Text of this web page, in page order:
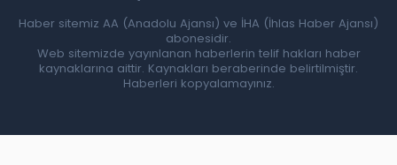
Haber sitemiz AA (Anadolu Ajansı) ve İHA (İhlas Haber Ajansı)
abonesidir.
Web sitemizde yayınlanan haberlerin telif hakları haber
kaynaklarına aittir. Kaynakları beraberinde belirtilmiştir.
Haberleri kopyalamayınız.